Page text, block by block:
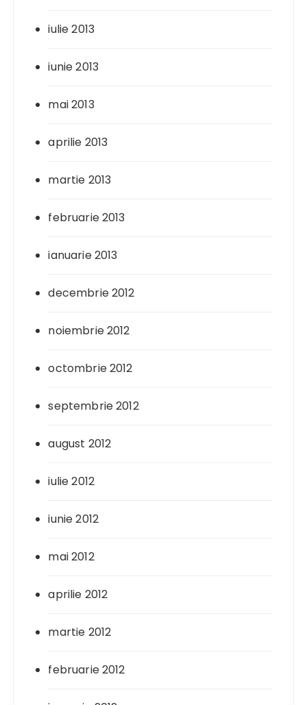
iulie 2013
iunie 2013
mai 2013
aprilie 2013
martie 2013
februarie 2013
ianuarie 2013
decembrie 2012
noiembrie 2012
octombrie 2012
septembrie 2012
august 2012
iulie 2012
iunie 2012
mai 2012
aprilie 2012
martie 2012
februarie 2012